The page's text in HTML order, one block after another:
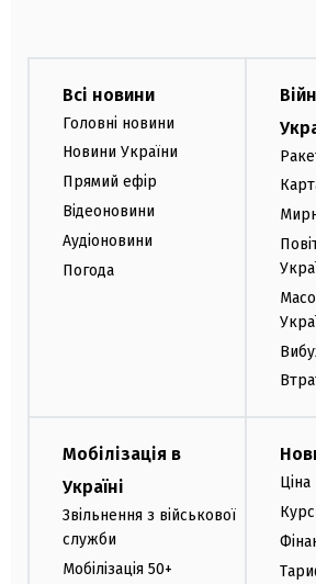
Всі новини
Головні новини
Новини України
Прямий ефір
Відеоновини
Аудіоновини
Погода
Мобілізація в
Україні
Звільнення з військової
служби
Мобілізація 50+